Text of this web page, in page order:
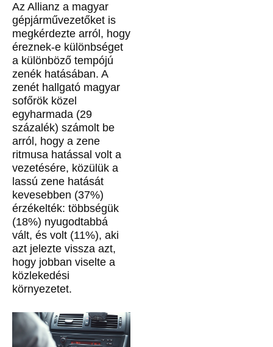
Az Allianz a magyar
gépjárművezetőket is
megkérdezte arról, hogy
éreznek-e különbséget
a különböző tempójú
zenék hatásában. A
zenét hallgató magyar
sofőrök közel
egyharmada (29
százalék) számolt be
arról, hogy a zene
ritmusa hatással volt a
vezetésére, közülük a
lassú zene hatását
kevesebben (37%)
érzékelték: többségük
(18%) nyugodtabbá
vált, és volt (11%), aki
azt jelezte vissza azt,
hogy jobban viselte a
közlekedési
környezetet.